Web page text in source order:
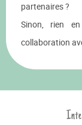
partenaires ?
Sinon, rien
collaboration